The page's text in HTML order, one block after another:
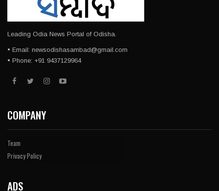
Leading Odia News Portal of Odisha.
• Email: newsodishasambad@gmail.com
• Phone: +91 9437129964
COMPANY
Team
Privacy Policy
ADS